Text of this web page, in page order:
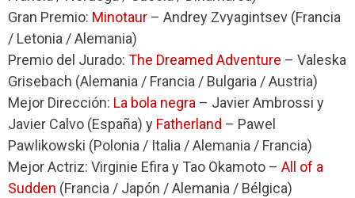
Gran Premio: Minotaur – Andrey Zvyagintsev (Francia
/ Letonia / Alemania)
Premio del Jurado: The Dreamed Adventure – Valeska
Grisebach (Alemania / Francia / Bulgaria / Austria)
Mejor Dirección: La bola negra – Javier Ambrossi y
Javier Calvo (España) y Fatherland – Pawel
Pawlikowski (Polonia / Italia / Alemania / Francia)
Mejor Actriz: Virginie Efira y Tao Okamoto – All of a
Sudden (Francia / Japón / Alemania / Bélgica)